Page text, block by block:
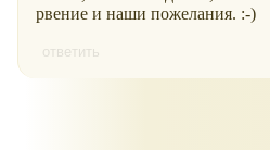
рвение и наши пожелания. :-)
ответить